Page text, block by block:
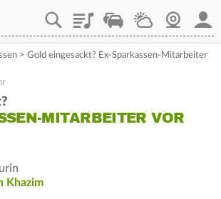
PlaylistStaupilotWetterWebcam
> Gold eingesackt? Ex-Sparkassen-Mitarbeiter
MITARBEITER VOR
Khazim